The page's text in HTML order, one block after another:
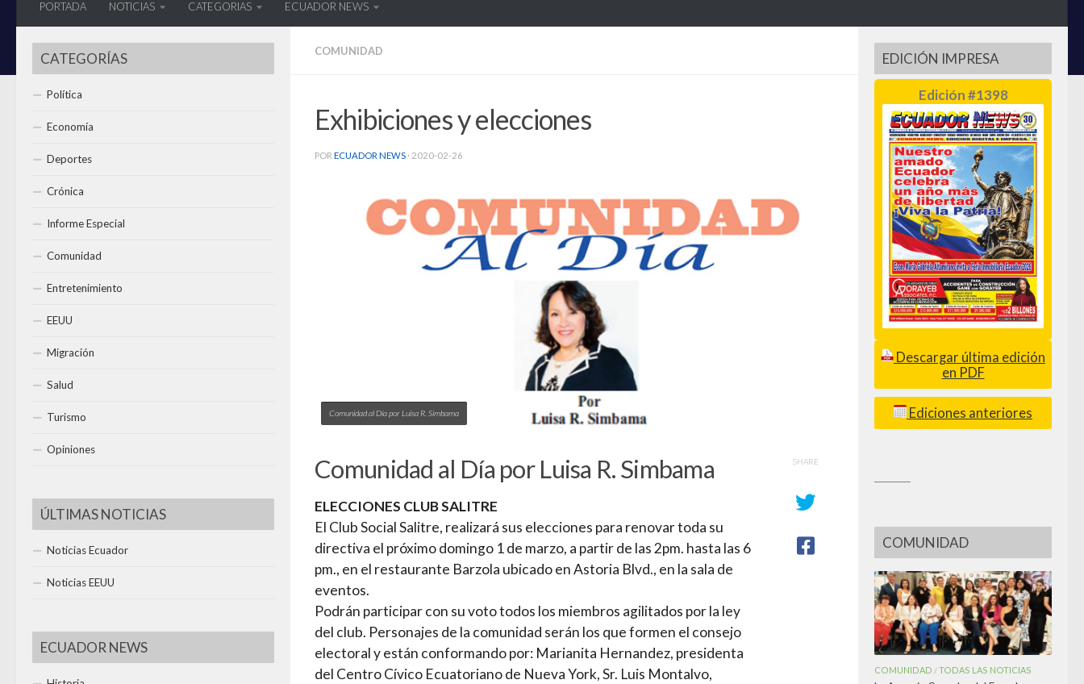
PORTADA NOTICIAS CATEGORIAS ECUADOR NEWS
COMUNIDAD
Exhibiciones y elecciones
POR ECUADOR NEWS · 2020-02-26
Comunidad al Día por Luisa R. Simbama
Comunidad al Día por Luisa R. Simbama
ELECCIONES CLUB SALITRE
El Club Social Salitre, realizará sus elecciones para renovar toda su
directiva el próximo domingo 1 de marzo, a partir de las 2pm. hasta las 6
pm., en el restaurante Barzola ubicado en Astoria Blvd., en la sala de
eventos.
Podrán participar con su voto todos los miembros agilitados por la ley
del club. Personajes de la comunidad serán los que formen el consejo
electoral y están conformando por: Marianita Hernandez, presidenta
del Centro Cívico Ecuatoriano de Nueva York, Sr. Luis Montalvo,
SHARE
CATEGORÍAS
Política
Economía
Deportes
Crónica
Informe Especial
Comunidad
Entretenimiento
EEUU
Migración
Salud
Turismo
Opiniones
ÚLTIMAS NOTICIAS
Noticias Ecuador
Noticias EEUU
ECUADOR NEWS
EDICIÓN IMPRESA
Edición #1398
Descargar última edición
en PDF
Ediciones anteriores
COMUNIDAD
COMUNIDAD /TODAS LAS NOTICIAS